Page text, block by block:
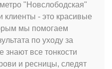
"Новслободская"
- это красивые
мы помогаем
по уходу за
знают все тонкости
и ресницы, следят